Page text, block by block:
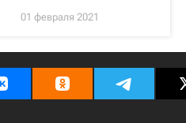
01 февраля 2021